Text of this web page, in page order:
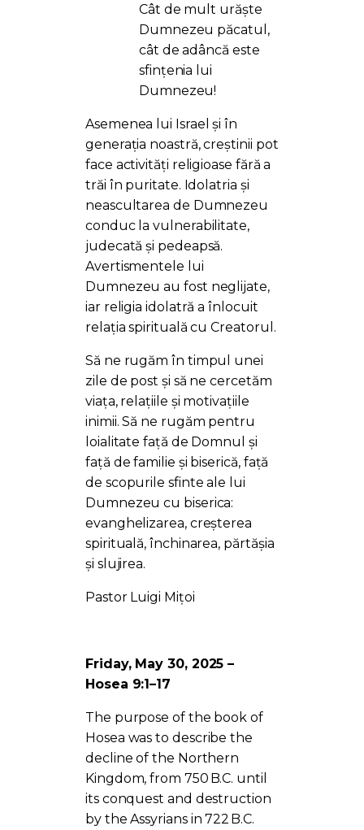
Cât de mult urăște
Dumnezeu păcatul,
cât de adâncă este
sfințenia lui
Dumnezeu!
Asemenea lui Israel și în
generația noastră, creștinii pot
face activități religioase fără a
trăi în puritate. Idolatria și
neascultarea de Dumnezeu
conduc la vulnerabilitate,
judecată și pedeapsă.
Avertismentele lui
Dumnezeu au fost neglijate,
iar religia idolatră a înlocuit
relația spirituală cu Creatorul.
Să ne rugăm în timpul unei
zile de post și să ne cercetăm
viața, relațiile și motivațiile
inimii. Să ne rugăm pentru
loialitate față de Domnul și
față de familie și biserică, față
de scopurile sfinte ale lui
Dumnezeu cu biserica:
evanghelizarea, creșterea
spirituală, închinarea, părtășia
și slujirea.
Pastor Luigi Mițoi
Friday, May 30, 2025 –
Hosea 9:1–17
The purpose of the book of
Hosea was to describe the
decline of the Northern
Kingdom, from 750 B.C. until
its conquest and destruction
by the Assyrians in 722 B.C.